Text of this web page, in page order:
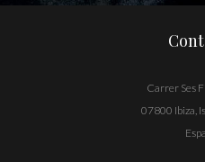
Carrer Ses
07800 Ibiza,